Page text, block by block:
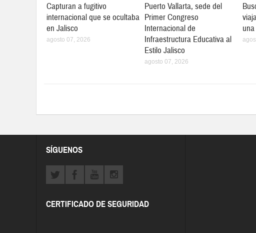
Capturan a fugitivo
internacional que se ocultaba
en Jalisco
agosto 07, 2026
Puerto Vallarta, sede del
Primer Congreso
Internacional de
Infraestructura Educativa al
Estilo Jalisco
agosto 07, 2026
SÍGUENOS
CERTIFICADO DE SEGURIDAD